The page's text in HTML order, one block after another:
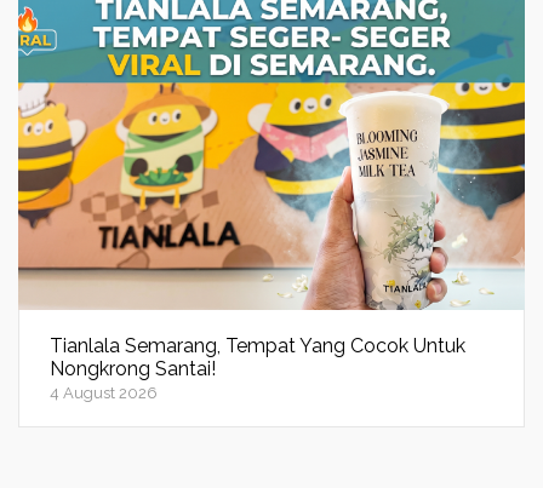
Tianlala Semarang, Tempat Yang Cocok Untuk
Nongkrong Santai!
4 August 2026